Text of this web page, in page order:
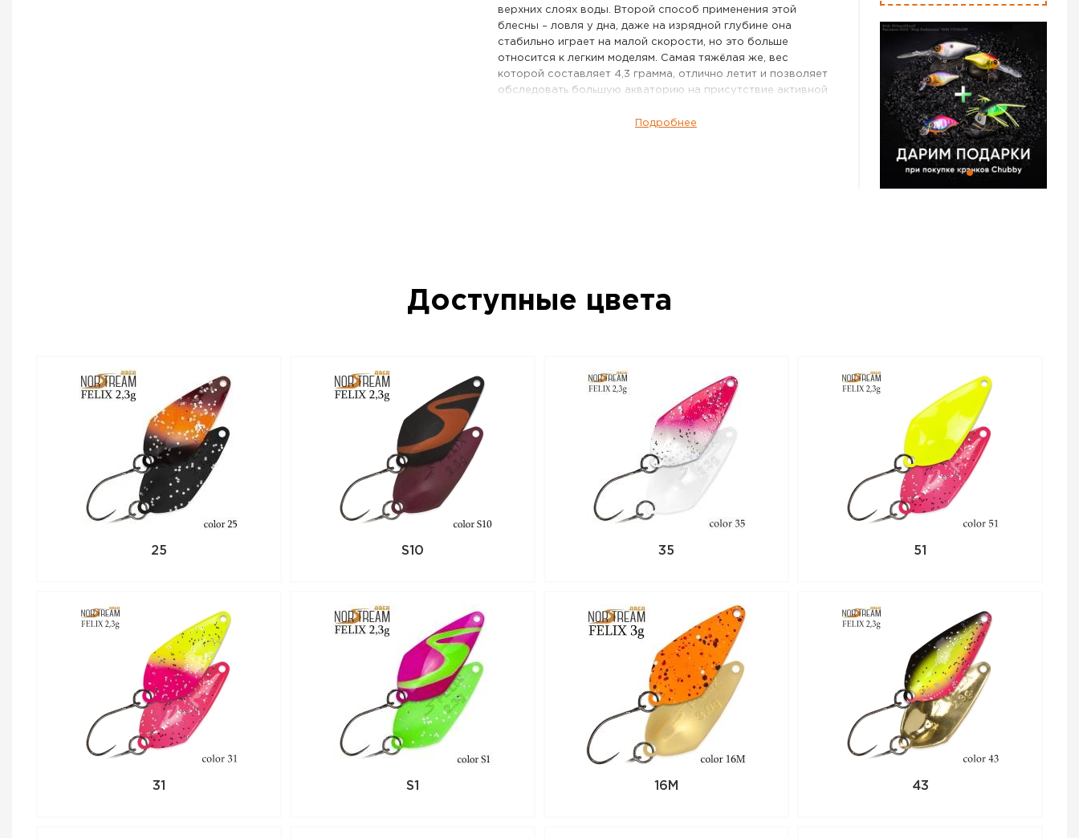
верхних слоях воды. Второй способ применения этой
блесны – ловля у дна, даже на изрядной глубине она
стабильно играет на малой скорости, но это больше
относится к легким моделям. Самая тяжёлая же, вес
которой составляет 4,3 грамма, отлично летит и позволяет
обследовать большую акваторию на присутствие активной
крючки без бородок из проволоки средней толщины. Яркие
расцветки приманок подойдут для активной рыбы, более
Блесна колеблющаяся NORSTREAM FELIX 1,3 г код цв. 41 –
данный товар доступен для заказа в интернет-магазине
BigGame по цене 280 руб. с доставкой в Самаре и по всей
России. Для того, чтобы купить данный товар, положите его
в корзину или позвоните по телефону +7 (846) 375-80-70
Подробнее
Доступные цвета
25 S10 35 51
31 S1 16M 43